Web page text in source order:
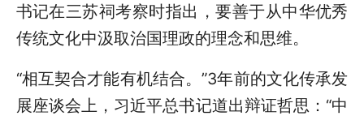
书记在三苏祠考察时指出，要善于从中华优秀
传统文化中汲取治国理政的理念和思维。
“相互契合才能有机结合。”3年前的文化传承发
展座谈会上，习近平总书记道出辩证哲思：“中